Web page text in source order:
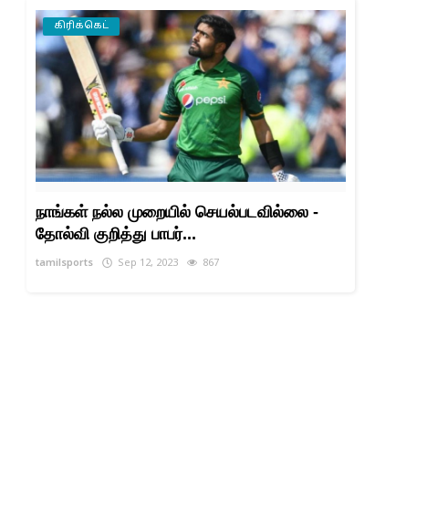
கிரிக்கெட்
நாங்கள் நல்ல முறையில் செயல்படவில்லை -
தோல்வி குறித்து பாபர்...
tamilsports Sep 12, 2023 867